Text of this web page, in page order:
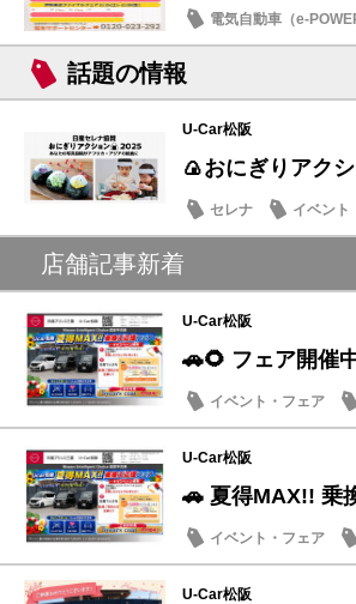
電気自動車（e-
日産のお店
話題の情報
U-Car松阪
🍙おにぎりアク
セレナ イベント
店舗記事新着
U-Car松阪
🚗🌻 フェア開催
イベント・フェア
U-Car松阪
🚗 夏得MAX!! 乗
イベント・フェア
U-Car松阪